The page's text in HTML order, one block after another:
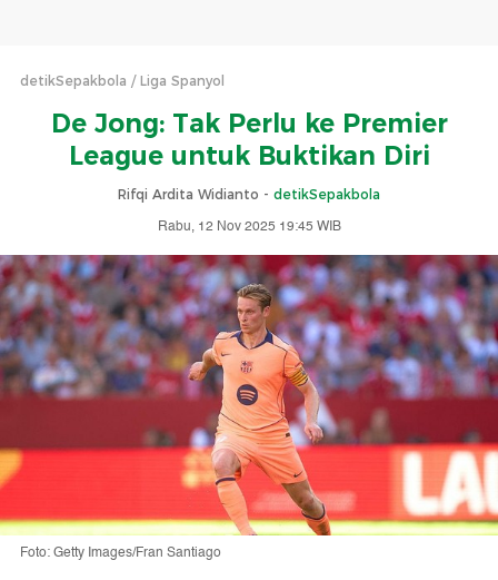
detikSepakbola Liga Spanyol
De Jong: Tak Perlu ke Premier
League untuk Buktikan Diri
Rifqi Ardita Widianto - detikSepakbola
Rabu, 12 Nov 2025 19:45 WIB
Foto: Getty Images/Fran Santiago